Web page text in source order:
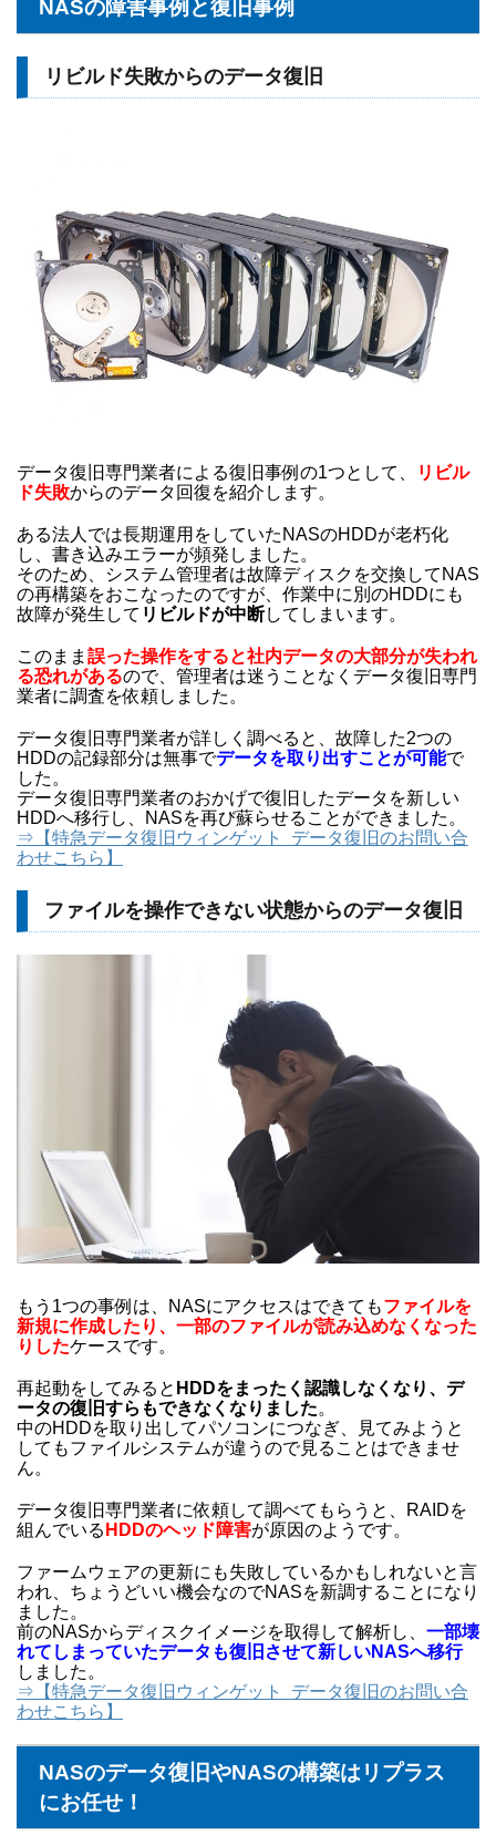
NASの障害事例と復旧事例
リビルド失敗からのデータ復旧
データ復旧専門業者による復旧事例の1つとして、
リビル
ド失敗からのデータ回復を紹介します。
ある法人では長期運用をしていたNASのHDDが老朽化
し、書き込みエラーが頻発しました。
そのため、システム管理者は故障ディスクを交換してNAS
の再構築をおこなったのですが、作業中に別のHDDにも
故障が発生して リビルドが中断してしまいます。
このまま 誤った操作をすると社内データの大部分が失われ
る恐れがあるので、管理者は迷うことなくデータ復旧専門
業者に調査を依頼しました。
データ復旧専門業者が詳しく調べると、故障した2つの
HDDの記録部分は無事でデータを取り出すことが可能で
した。
データ復旧専門業者のおかげで復旧したデータを新しい
HDDへ移行し、NASを再び蘇らせることができました。
⇒【特急データ復旧ウィンゲット データ復旧のお問い合
わせこちら】
ファイルを操作できない状態からのデータ復旧
もう1つの事例は、NASにアクセスはできてもファイルを
新規に作成したり、一部のファイルが読み込めなくなった
りしたケースです。
再起動をしてみると HDDをまったく認識しなくなり、デ
ータの復旧すらもできなくなりました。
中のHDDを取り出してパソコンにつなぎ、見てみようと
してもファイルシステムが違うので見ることはできませ
ん。
データ復旧専門業者に依頼して調べてもらうと、
RAIDを
組んでいる HDDのヘッド障害が原因のようです。
ファームウェアの更新にも失敗しているかもしれないと言
われ、ちょうどいい機会なのでNASを新調することになり
ました。
前のNASからディスクイメージを取得して解析し、 一部壊
れてしまっていたデータも復旧させて新しいNASへ移行
しました。
⇒【特急データ復旧ウィンゲット データ復旧のお問い合
わせこちら】
NASのデータ復旧やNASの構築はリプラス
にお任せ！